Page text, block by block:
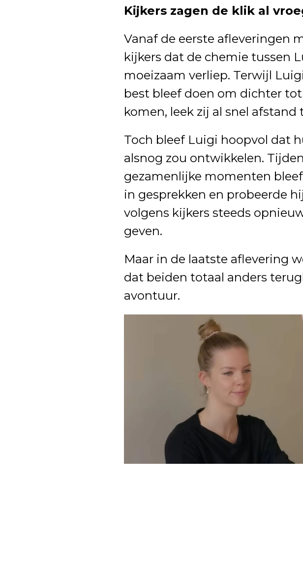
Kijkers zagen de klik al
Vanaf de eerste afleveringen
kijkers dat de chemie tussen
moeizaam verliep. Terwijl
best bleef doen om dichter
komen, leek zij al snel afstand
Toch bleef Luigi hoopvol dat
alsnog zou ontwikkelen.
gezamenlijke momenten
in gesprekken en probeerde
volgens kijkers steeds
geven.
Maar in de laatste aflevering
dat beiden totaal anders
avontuur.